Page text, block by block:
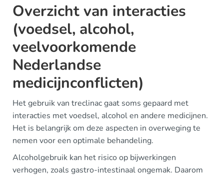
Overzicht van interacties
(voedsel, alcohol,
veelvoorkomende
Nederlandse
medicijnconflicten)
Het gebruik van treclinac gaat soms gepaard met
interacties met voedsel, alcohol en andere medicijnen.
Het is belangrijk om deze aspecten in overweging te
nemen voor een optimale behandeling.
Alcoholgebruik kan het risico op bijwerkingen
verhogen, zoals gastro-intestinaal ongemak. Daarom